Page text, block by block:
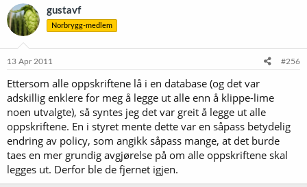
gustavf
Norbrygg-medlem
13 Apr 2011 #256
Ettersom alle oppskriftene lå i en database (og det var
adskillig enklere for meg å legge ut alle enn å klippe-lime
noen utvalgte), så syntes jeg det var greit å legge ut alle
oppskriftene. En i styret mente dette var en såpass betydelig
endring av policy, som angikk såpass mange, at det burde
taes en mer grundig avgjørelse på om alle oppskriftene skal
legges ut. Derfor ble de fjernet igjen.